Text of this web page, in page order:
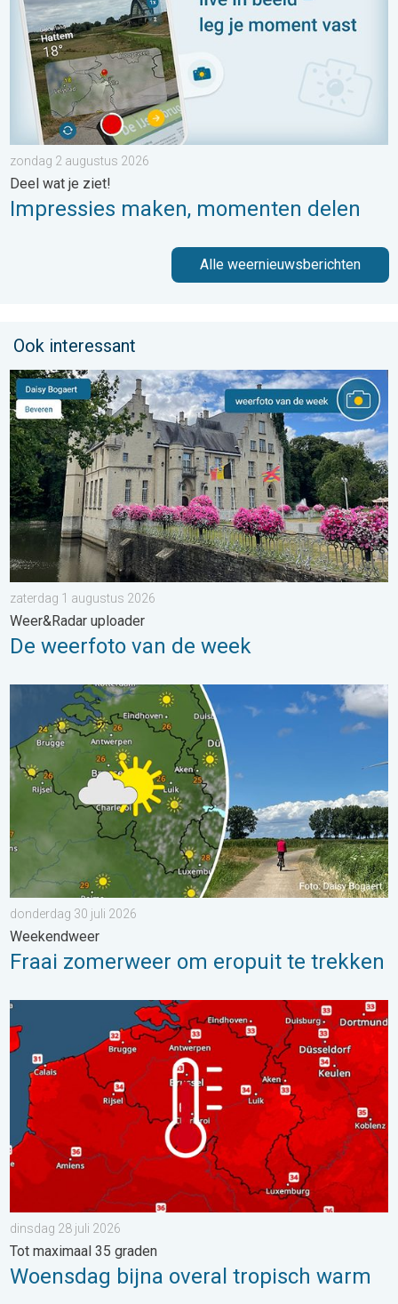
zondag 2 augustus 2026
Deel wat je ziet!
Impressies maken, momenten delen
Alle weernieuwsberichten
Ook interessant
De weerfoto van de week. Weer&Radar uploader. . . zaterdag
zaterdag 1 augustus 2026
Weer&Radar uploader
De weerfoto van de week
Fraai zomerweer om eropuit te trekken. Weekendweer. . .
donderdag 30 juli 2026
Weekendweer
Fraai zomerweer om eropuit te trekken
Woensdag bijna overal tropisch warm. Tot maximaal 35
dinsdag 28 juli 2026
Tot maximaal 35 graden
Woensdag bijna overal tropisch warm